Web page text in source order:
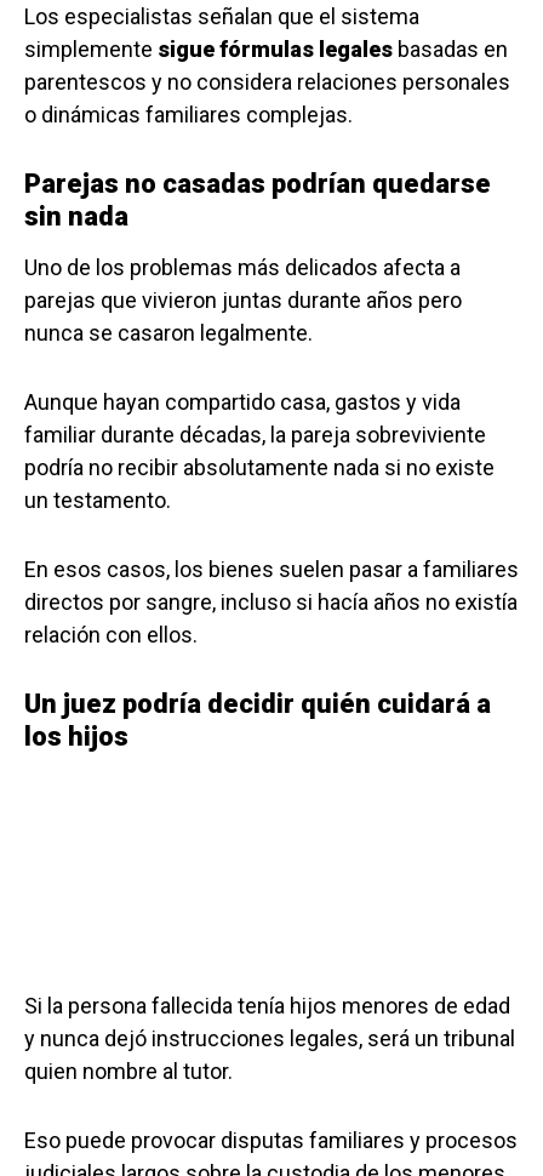
Los especialistas señalan que el sistema
simplemente sigue fórmulas legales basadas en
parentescos y no considera relaciones personales
o dinámicas familiares complejas.
Parejas no casadas podrían quedarse
sin nada
Uno de los problemas más delicados afecta a
parejas que vivieron juntas durante años pero
nunca se casaron legalmente.
Aunque hayan compartido casa, gastos y vida
familiar durante décadas, la pareja sobreviviente
podría no recibir absolutamente nada si no existe
un testamento.
En esos casos, los bienes suelen pasar a familiares
directos por sangre, incluso si hacía años no existía
relación con ellos.
Un juez podría decidir quién cuidará a
los hijos
Si la persona fallecida tenía hijos menores de edad
y nunca dejó instrucciones legales, será un tribunal
quien nombre al tutor.
Eso puede provocar disputas familiares y procesos